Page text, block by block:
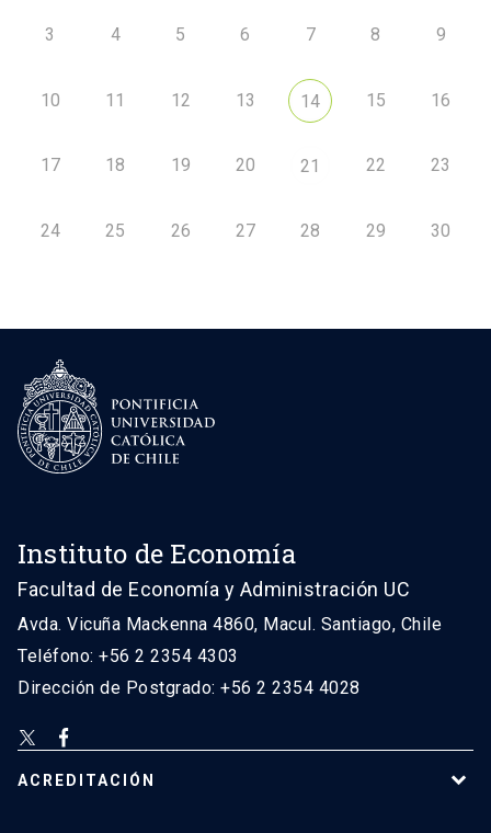
3 4 5 6 7 8 9
10 11 12 13 14 15 16
17 18 19 20 21 22 23
24 25 26 27 28 29 30
Instituto de Economía
Facultad de Economía y Administración UC
Avda. Vicuña Mackenna 4860, Macul. Santiago, Chile
Teléfono: +56 2 2354 4303
Dirección de Postgrado: +56 2 2354 4028
ACREDITACIÓN